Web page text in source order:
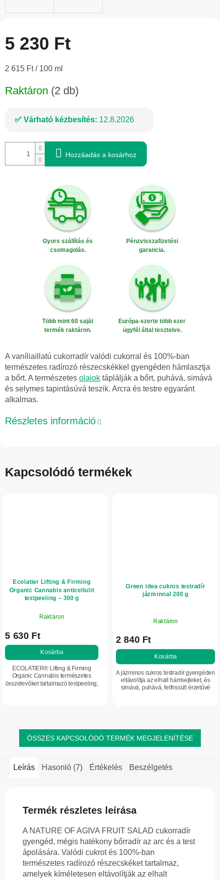
5 230 Ft
Egységár:
2 615 Ft / 100 ml
Raktáron (2 db)
Várható kézbesítés: 12.8.2026
Hozzáadás a kosárhoz
Gyors szállítás és
csomagolás.
Pénzvisszafizetési
garancia.
Több mint 60 saját
termék raktáron.
Európa-szerte több ezer
ügyfél által tesztelve.
A vaníliaillatú cukorradír valódi cukorral és 100%-ban
természetes radírozó részecskékkel gyengéden hámlasztja
a bőrt. A természetes olajok táplálják a bőrt, puhává, simává
és selymes tapintásúvá teszik. Arcra és testre egyaránt
alkalmas.
Részletes információ
Kapcsolódó termékek
Ecolatier Lifting & Firming
Organic Cannabis anticellulit
testpeeling – 300 g
Raktáron
5 630 Ft
Kosárba
ECOLATIER® Lifting & Firming
Organic Cannabis természetes
összetevőket tartalmazó testpeeling,
Green idea cukros testradír
jázminnal 200 g
Raktáron
2 840 Ft
Kosárba
A jázminos cukros testradír gyengéden
eltávolítja az elhalt hámsejteket, és
simává, puhává, felfrissült érzetűvé
ÖSSZES KAPCSOLÓDÓ TERMÉK MEGJELENÍTÉSE
Leírás Hasonló (7) Értékelés Beszélgetés
Termék részletes leírása
A NATURE OF AGIVA FRUIT SALAD cukorradír
gyengéd, mégis hatékony bőrradír az arc és a test
ápolására. Valódi cukrot és 100%-ban
természetes radírozó részecskéket tartalmaz,
amelyek kíméletesen eltávolítják az elhalt